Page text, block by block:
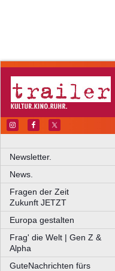
Newsletter.
News.
Fragen der Zeit
Zukunft JETZT
Europa gestalten
Frag' die Welt | Gen Z &
Alpha
GuteNachrichten fürs